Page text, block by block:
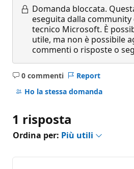
Domanda bloccata.
eseguita dalla
tecnico Microsoft. È
utile, ma non è possibile
commenti o risposte o
0 commenti
Nessun
commento
Report
Ho la stessa domanda
1 risposta
Ordina per: Più utili